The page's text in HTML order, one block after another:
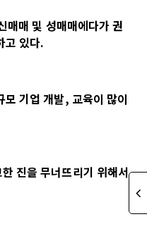
매 및 성매매에다가 권
고 있다.
기업 개발, 교육이 많이
진을 무너뜨리기 위해서